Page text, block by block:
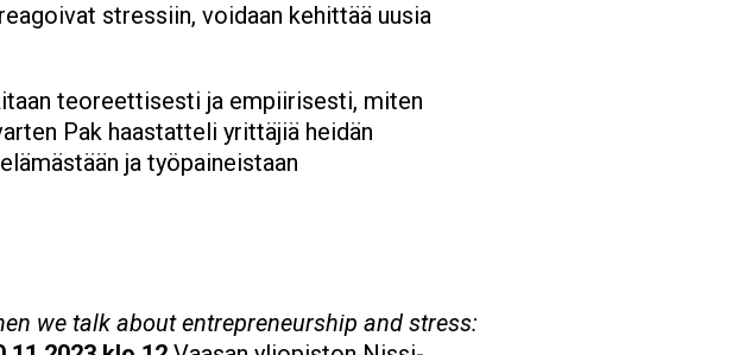
stressiin, voidaan kehittää uusia
teoreettisesti ja empiirisesti, miten
Pak haastatteli yrittäjiä heidän
ja työpaineistaan
we talk about entrepreneurship and stress: